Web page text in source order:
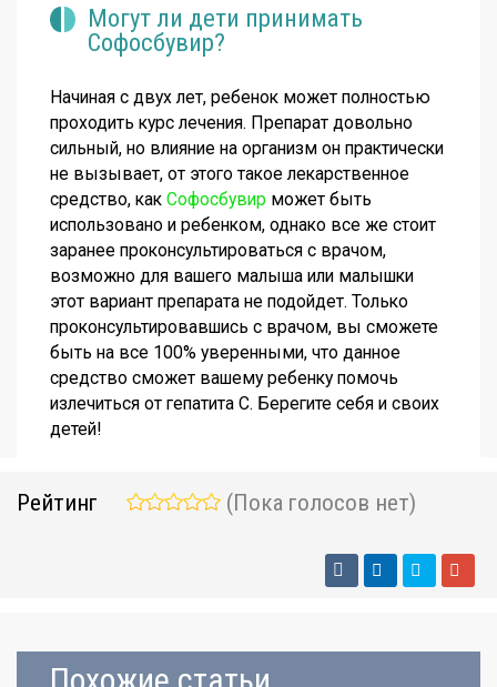
Могут ли дети принимать
Софосбувир?
Начиная с двух лет, ребенок может полностью
проходить курс лечения. Препарат довольно
сильный, но влияние на организм он практически
не вызывает, от этого такое лекарственное
средство, как Софосбувир может быть
использовано и ребенком, однако все же стоит
заранее проконсультироваться с врачом,
возможно для вашего малыша или малышки
этот вариант препарата не подойдет. Только
проконсультировавшись с врачом, вы сможете
быть на все 100% уверенными, что данное
средство сможет вашему ребенку помочь
излечиться от гепатита С. Берегите себя и своих
детей!
Рейтинг (Пока голосов нет)